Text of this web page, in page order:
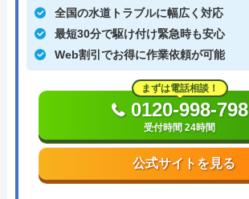
全国の水道トラブルに幅広く対応
最短30分で駆け付け緊急時も安心
Web割引でお得に作業依頼が可能
公式サイトを見る
まずは電話相談！
0120-998-798
受付時間 24時間